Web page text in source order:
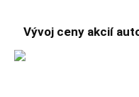
Vývoj ceny akcií